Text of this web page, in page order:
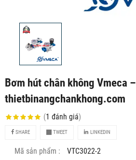
Bơm hút chân không Vmeca –
thietbinangchankhong.com
(1 đánh giá)
SHARE TWEET LINKEDIN
Mã sản phẩm :
VTC3022-2